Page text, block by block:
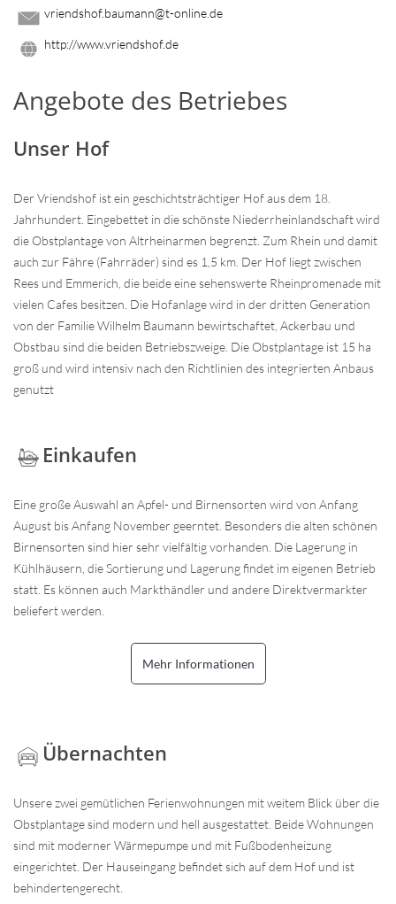
vriendshof.baumann@t-online.de
http://www.vriendshof.de
Angebote des Betriebes
Unser Hof
Der Vriendshof ist ein geschichtsträchtiger Hof aus dem 18.
Jahrhundert. Eingebettet in die schönste Niederrheinlandschaft wird
die Obstplantage von Altrheinarmen begrenzt. Zum Rhein und damit
auch zur Fähre (Fahrräder) sind es 1,5 km. Der Hof liegt zwischen
Rees und Emmerich, die beide eine sehenswerte Rheinpromenade mit
vielen Cafes besitzen. Die Hofanlage wird in der dritten Generation
von der Familie Wilhelm Baumann bewirtschaftet, Ackerbau und
Obstbau sind die beiden Betriebszweige. Die Obstplantage ist 15 ha
groß und wird intensiv nach den Richtlinien des integrierten Anbaus
genutzt
Einkaufen
Eine große Auswahl an Apfel- und Birnensorten wird von Anfang
August bis Anfang November geerntet. Besonders die alten schönen
Birnensorten sind hier sehr vielfältig vorhanden. Die Lagerung in
Kühlhäusern, die Sortierung und Lagerung findet im eigenen Betrieb
statt. Es können auch Markthändler und andere Direktvermarkter
beliefert werden.
Mehr Informationen
Übernachten
Unsere zwei gemütlichen Ferienwohnungen mit weitem Blick über die
Obstplantage sind modern und hell ausgestattet. Beide Wohnungen
sind mit moderner Wärmepumpe und mit Fußbodenheizung
eingerichtet. Der Hauseingang befindet sich auf dem Hof und ist
behindertengerecht.